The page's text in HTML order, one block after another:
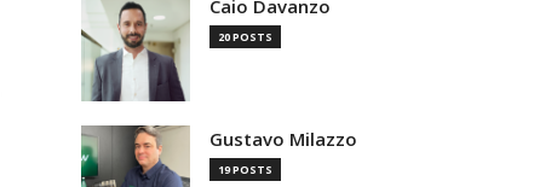
Caio Davanzo
20 POSTS
Gustavo Milazzo
19 POSTS